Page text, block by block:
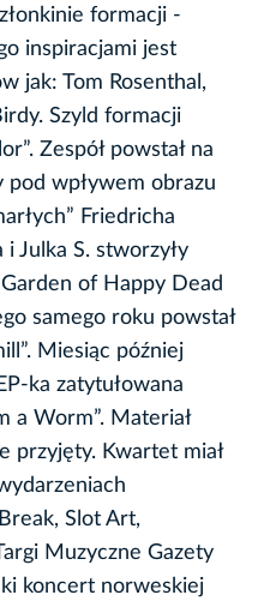
formacji -
inspiracjami jest
jak: Tom Rosenthal,
Szyld formacji
Zespół powstał na
pod wpływem obrazu
Friedricha
Julka S. stworzyły
of Happy Dead
samego roku powstał
Miesiąc później
ka zatytułowana
a Worm”. Materiał
przyjęty. Kwartet miał
Slot Art,
Muzyczne Gazety
koncert norweskiej